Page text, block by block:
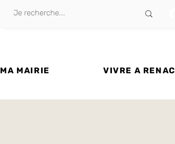
MA MAIRIE VIVRE A RENAC